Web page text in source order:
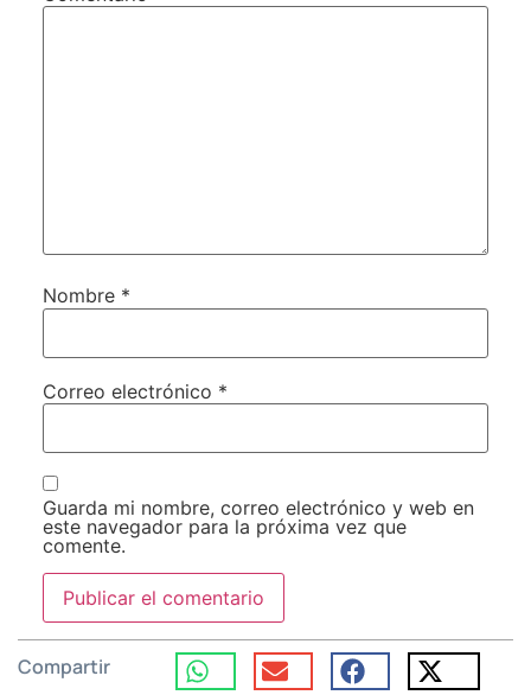
Nombre *
Correo electrónico *
Guarda mi nombre, correo electrónico y web en
este navegador para la próxima vez que
comente.
Compartir